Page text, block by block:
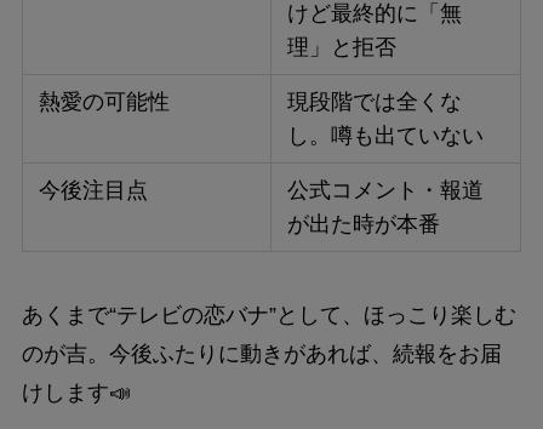
けど最終的に「無
理」と拒否
熱愛の可能性
現段階では全くな
し。噂も出ていない
今後注目点
公式コメント・報道
が出た時が本番
あくまで“テレビの恋バナ”として、ほっこり楽しむ
のが吉。今後ふたりに動きがあれば、続報をお届
けします📣